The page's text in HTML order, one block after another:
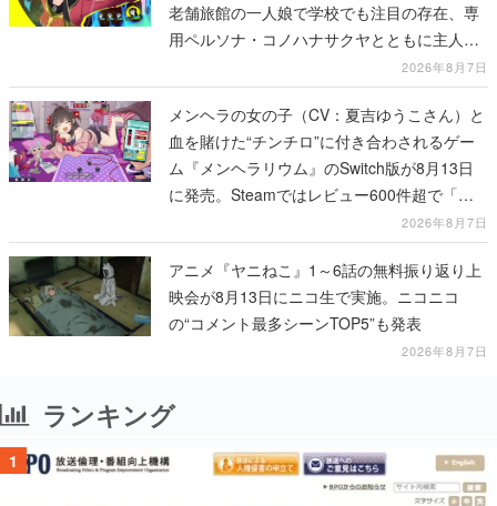
老舗旅館の一人娘で学校でも注目の存在、専
用ペルソナ・コノハナサクヤとともに主人公
2026年8月7日
メンヘラの女の子（CV：夏吉ゆうこさん）と
血を賭けた“チンチロ”に付き合わされるゲー
ム『メンヘラリウム』のSwitch版が8月13日
に発売。Steamではレビュー600件超で「非
2026年8月7日
アニメ『ヤニねこ』1～6話の無料振り返り上
映会が8月13日にニコ生で実施。ニコニコ
の“コメント最多シーンTOP5”も発表
2026年8月7日
ランキング
1